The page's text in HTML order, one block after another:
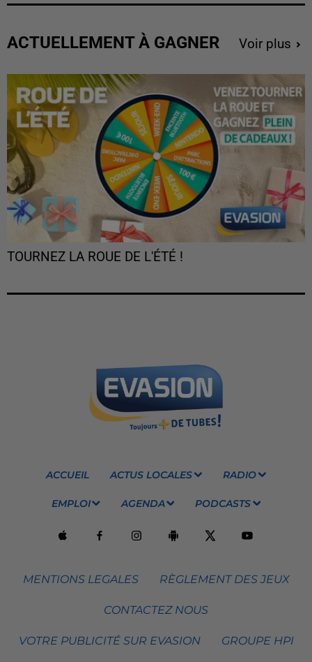
ACTUELLEMENT À GAGNER Voir plus
TOURNEZ LA ROUE DE L'ÉTÉ !
ACCUEIL ACTUS LOCALES RADIO
EMPLOI AGENDA PODCASTS
MENTIONS LEGALES RÈGLEMENT DES JEUX
CONTACTEZ NOUS
VOTRE PUBLICITÉ SUR EVASION GROUPE HPI